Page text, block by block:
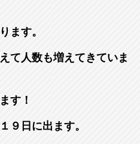
ます。
て人数も増えてきていま
す！
９日に出ます。